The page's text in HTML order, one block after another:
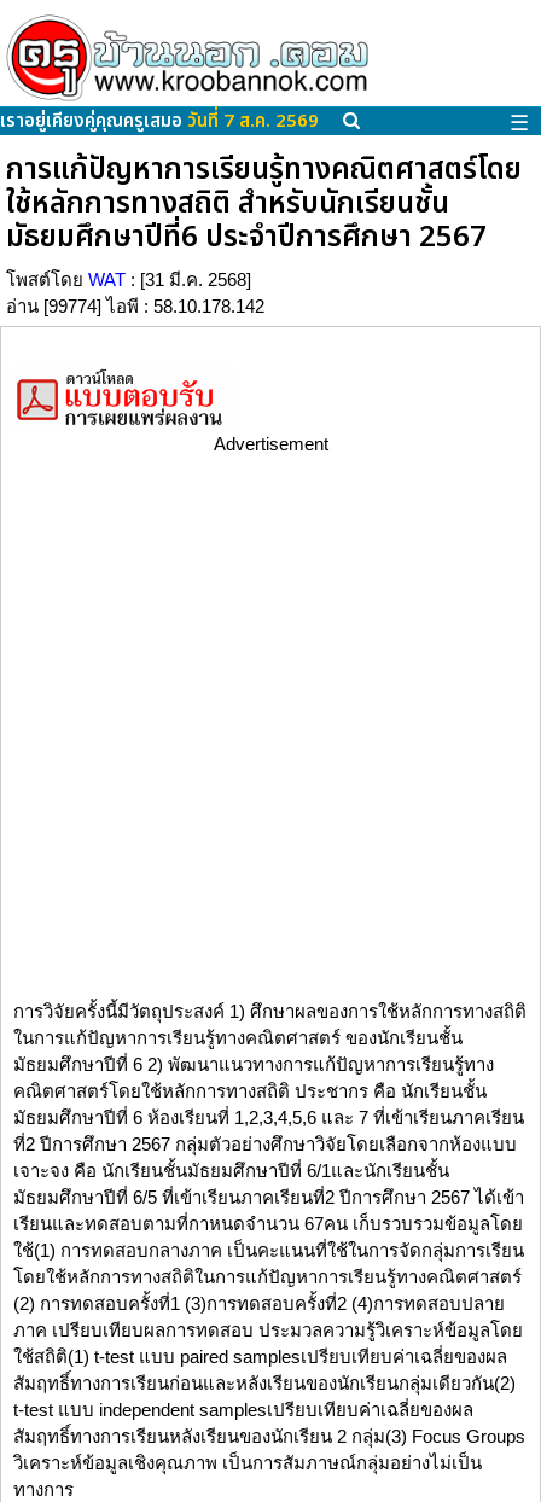
เราอยู่เคียงคู่คุณครูเสมอ วันที่ 7 ส.ค. 2569 ☰
การแก้ปัญหาการเรียนรู้ทางคณิตศาสตร์โดย
ใช้หลักการทางสถิติ สำหรับนักเรียนชั้น
มัธยมศึกษาปีที่6 ประจำปีการศึกษา 2567
โพสต์โดย WAT : [31 มี.ค. 2568]
อ่าน [99774] ไอพี : 58.10.178.142
Advertisement
การวิจัยครั้งนี้มีวัตถุประสงค์ 1) ศึกษาผลของการใช้หลักการทางสถิติ
ในการแก้ปัญหาการเรียนรู้ทางคณิตศาสตร์ ของนักเรียนชั้น
มัธยมศึกษาปีที่ 6 2) พัฒนาแนวทางการแก้ปัญหาการเรียนรู้ทาง
คณิตศาสตร์โดยใช้หลักการทางสถิติ ประชากร คือ นักเรียนชั้น
มัธยมศึกษาปีที่ 6 ห้องเรียนที่ 1,2,3,4,5,6 และ 7 ที่เข้าเรียนภาคเรียน
ที่2 ปีการศึกษา 2567 กลุ่มตัวอย่างศึกษาวิจัยโดยเลือกจากห้องแบบ
เจาะจง คือ นักเรียนชั้นมัธยมศึกษาปีที่ 6/1และนักเรียนชั้น
มัธยมศึกษาปีที่ 6/5 ที่เข้าเรียนภาคเรียนที่2 ปีการศึกษา 2567 ได้เข้า
เรียนและทดสอบตามที่กาหนดจำนวน 67คน เก็บรวบรวมข้อมูลโดย
ใช้(1) การทดสอบกลางภาค เป็นคะแนนที่ใช้ในการจัดกลุ่มการเรียน
โดยใช้หลักการทางสถิติในการแก้ปัญหาการเรียนรู้ทางคณิตศาสตร์
(2) การทดสอบครั้งที่1 (3)การทดสอบครั้งที่2 (4)การทดสอบปลาย
ภาค เปรียบเทียบผลการทดสอบ ประมวลความรู้วิเคราะห์ข้อมูลโดย
ใช้สถิติ(1) t-test แบบ paired samplesเปรียบเทียบค่าเฉลี่ยของผล
สัมฤทธิ์ทางการเรียนก่อนและหลังเรียนของนักเรียนกลุ่มเดียวกัน(2)
t-test แบบ independent samplesเปรียบเทียบค่าเฉลี่ยของผล
สัมฤทธิ์ทางการเรียนหลังเรียนของนักเรียน 2 กลุ่ม(3) Focus Groups
วิเคราะห์ข้อมูลเชิงคุณภาพ เป็นการสัมภาษณ์กลุ่มอย่างไม่เป็น
ทางการ